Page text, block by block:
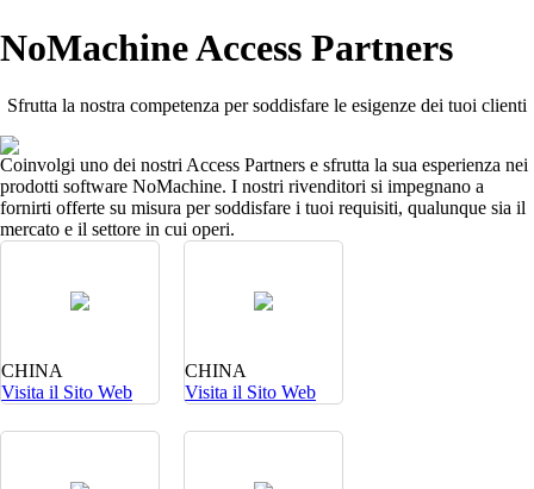
NoMachine Access Partners
Sfrutta la nostra competenza per soddisfare le esigenze dei tuoi clienti
Coinvolgi uno dei nostri Access Partners e sfrutta la sua esperienza nei
prodotti software NoMachine. I nostri rivenditori si impegnano a
fornirti offerte su misura per soddisfare i tuoi requisiti, qualunque sia il
mercato e il settore in cui operi.
CHINA
Visita il Sito Web
CHINA
Visita il Sito Web